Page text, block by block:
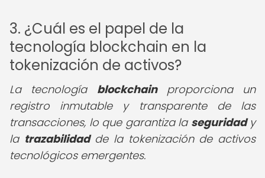
3. ¿Cuál es el papel de la
tecnología blockchain en la
tokenización de activos?
La tecnología blockchainproporciona un
registro inmutable y transparente de las
transacciones, lo que garantiza la seguridady
la trazabilidadde la tokenización de activos
tecnológicos emergentes.